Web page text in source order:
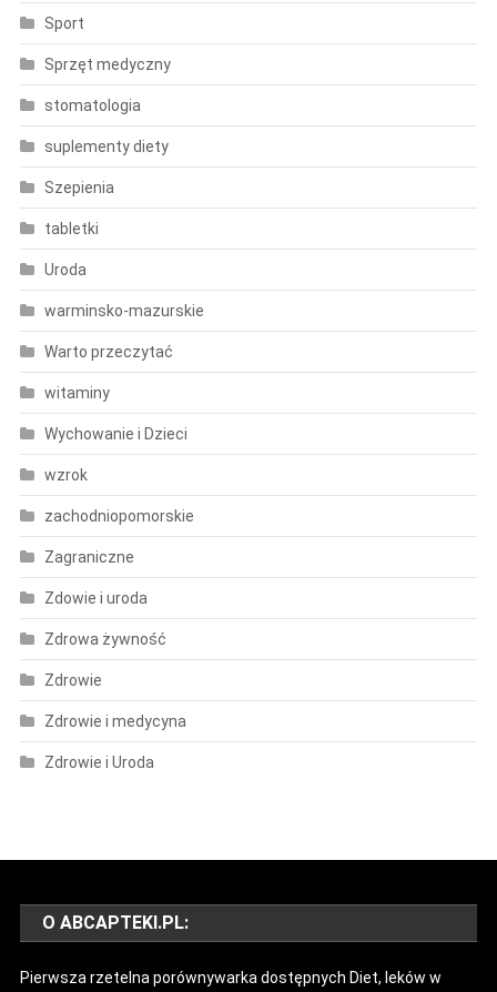
Sport
Sprzęt medyczny
stomatologia
suplementy diety
Szepienia
tabletki
Uroda
warminsko-mazurskie
Warto przeczytać
witaminy
Wychowanie i Dzieci
wzrok
zachodniopomorskie
Zagraniczne
Zdowie i uroda
Zdrowa żywność
Zdrowie
Zdrowie i medycyna
Zdrowie i Uroda
O ABCAPTEKI.PL:
Pierwsza rzetelna porównywarka dostępnych Diet, leków w